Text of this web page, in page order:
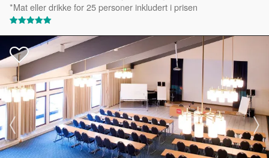
*Mat eller drikke for 25 personer inkludert i prisen